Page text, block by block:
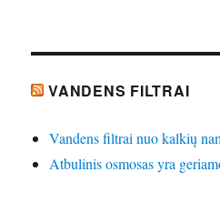
VANDENS FILTRAI
Vandens filtrai nuo kalkių
Atbulinis osmosas yra